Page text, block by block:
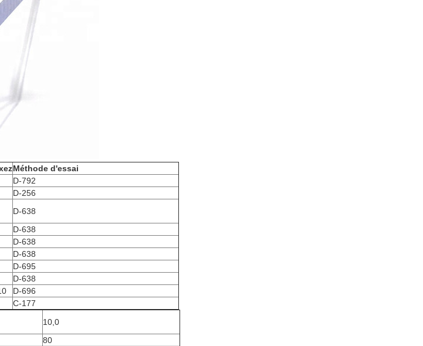
Méthode d'essai
D-792
D-256
D-638
D-638
D-638
D-638
D-695
D-638
D-696
C-177
10,0
80